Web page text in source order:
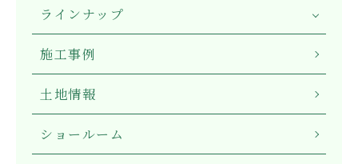
ラインナップ
施工事例
土地情報
ショールーム